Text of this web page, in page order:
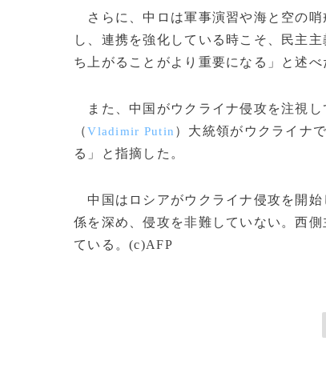
さらに、中ロは軍事演習や海と空の哨
し、連携を強化している時こそ、民主
ち上がることがより重要になる」と述べ
また、中国がウクライナ侵攻を注視し
（Vladimir Putin ）大統領がウクライナ
る」と指摘した。
中国はロシアがウクライナ侵攻を開始
係を深め、侵攻を非難していない。西
ている。(c)AFP